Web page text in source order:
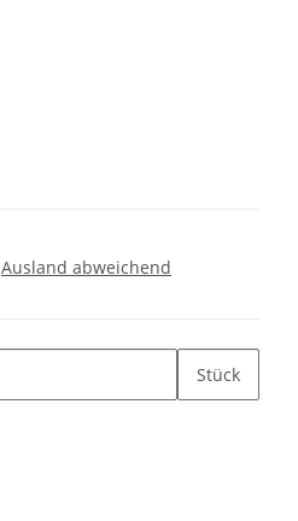
Ausland abweichend
Stück